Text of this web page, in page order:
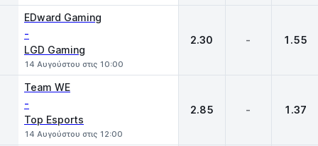
EDward Gaming
-
LGD Gaming
14 Αυγούστου στις 10:00
2.30 - 1.55
Team WE
-
Top Esports
14 Αυγούστου στις 12:00
2.85 - 1.37